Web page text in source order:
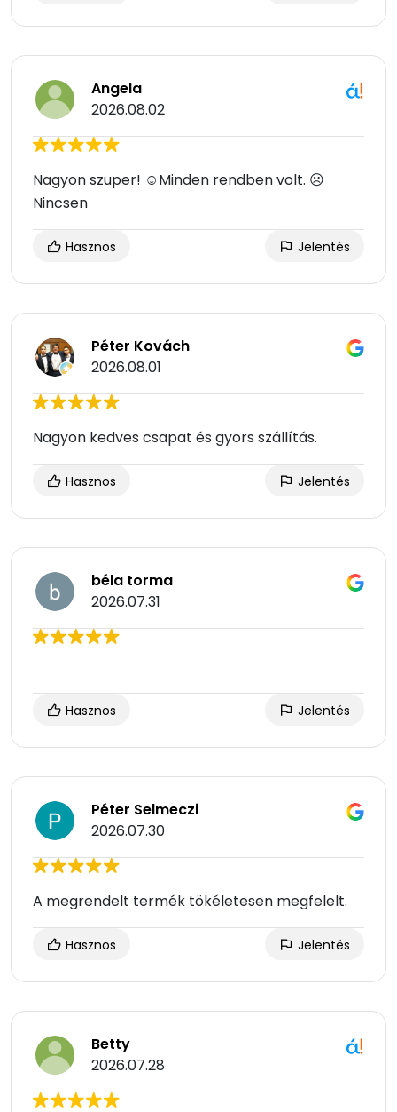
Angela
2026.08.02
Nagyon szuper! ☺Minden rendben volt. ☹
Nincsen
Hasznos Jelentés
Péter Kovách
2026.08.01
Nagyon kedves csapat és gyors szállítás.
Hasznos Jelentés
béla torma
2026.07.31
Hasznos Jelentés
Péter Selmeczi
2026.07.30
A megrendelt termék tökéletesen megfelelt.
Hasznos Jelentés
Betty
2026.07.28